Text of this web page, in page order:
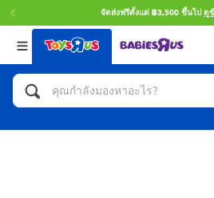
จัดส่งฟรีตั้งแต่ ฿3,500 ขึ้นไป ดู
กลับ
หมวดหมู่
แอคชั่นฟิกเกอร์ และการสวม
กลับ
แบรนด์
Toy Story ทอย สตอรี่
กลับ
Age
0~2 ปี